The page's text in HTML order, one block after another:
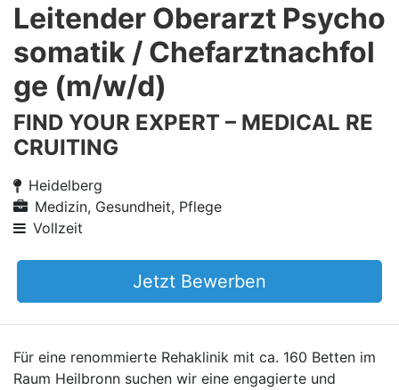
Leitender Oberarzt Psycho
somatik / Chefarztnachfol
ge (m/w/d)
FIND YOUR EXPERT – MEDICAL RE
CRUITING
Heidelberg
Medizin, Gesundheit, Pflege
Vollzeit
Jetzt Bewerben
Für eine renommierte Rehaklinik mit ca. 160 Betten im
Raum Heilbronn suchen wir eine engagierte und